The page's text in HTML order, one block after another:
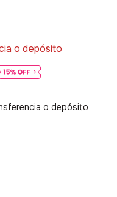
o depósito
o depósito